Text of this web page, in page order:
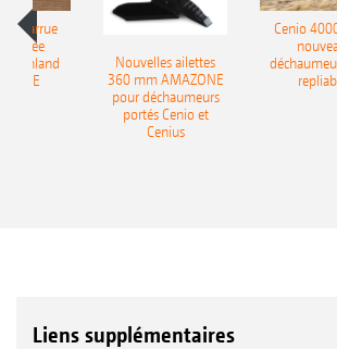
charrue
portée
Onland
Nouvelles ailettes
360 mm AMAZONE
pour déchaumeurs
portés Cenio et
Cenius
Cenio
Liens supplémentaires